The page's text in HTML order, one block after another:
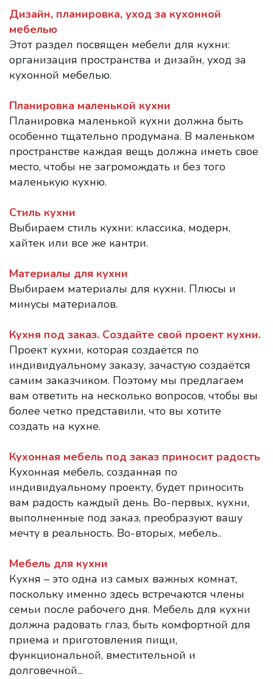
Дизайн, планировка, уход за кухонной
мебелью
Этот раздел посвящен мебели для кухни:
организация пространства и дизайн, уход за
кухонной мебелью.
Планировка маленькой кухни
Планировка маленькой кухни должна быть
особенно тщательно продумана. В маленьком
пространстве каждая вещь должна иметь свое
место, чтобы не загромождать и без того
маленькую кухню.
Стиль кухни
Выбираем стиль кухни: классика, модерн,
хайтек или все же кантри.
Материалы для кухни
Выбираем материалы для кухни. Плюсы и
минусы материалов.
Кухня под заказ. Создайте свой проект кухни.
Проект кухни, которая создаётся по
индивидуальному заказу, зачастую создаётся
самим заказчиком. Поэтому мы предлагаем
вам ответить на несколько вопросов, чтобы вы
более четко представили, что вы хотите
создать на кухне.
Кухонная мебель под заказ приносит радость
Кухонная мебель, созданная по
индивидуальному проекту, будет приносить
вам радость каждый день. Во-первых, кухни,
выполненные под заказ, преобразуют вашу
мечту в реальность. Во-вторых, мебель..
Мебель для кухни
Кухня – это одна из самых важных комнат,
поскольку именно здесь встречаются члены
семьи после рабочего дня. Мебель для кухни
должна радовать глаз, быть комфортной для
приема и приготовления пищи,
функциональной, вместительной и
долговечной...